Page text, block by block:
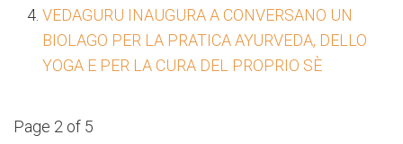
VEDAGURU INAUGURA A CONVERSANO UN
BIOLAGO PER LA PRATICA AYURVEDA, DELLO
YOGA E PER LA CURA DEL PROPRIO SÈ
Page 2 of 5